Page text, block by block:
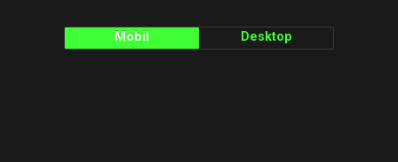
Mobil Desktop